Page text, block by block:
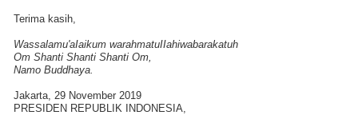
Terima kasih,
Wassalamu'aIaikum warahmatuIIahiwabarakatuh
Om Shanti Shanti Shanti Om,
Namo Buddhaya.
Jakarta, 29 November 2019
PRESIDEN REPUBLIK INDONESIA,